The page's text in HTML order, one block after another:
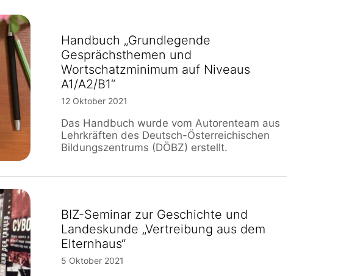
Handbuch „Grundlegende
Gesprächsthemen und
Wortschatzminimum auf Niveaus
A1/A2/B1“
12 Oktober 2021
Das Handbuch wurde vom Autorenteam aus
Lehrkräften des Deutsch-Österreichischen
Bildungszentrums (DÖBZ) erstellt.
BIZ-Seminar zur Geschichte und
Landeskunde „Vertreibung aus dem
Elternhaus“
5 Oktober 2021